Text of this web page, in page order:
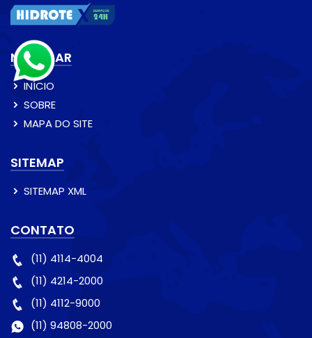
NAVEGAR
INÍCIO
SOBRE
MAPA DO SITE
SITEMAP
SITEMAP XML
CONTATO
(11) 4114-4004
(11) 4214-2000
(11) 4112-9000
(11) 94808-2000